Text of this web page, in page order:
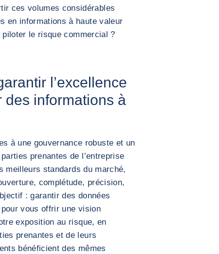
ces volumes considérables
en informations à haute valeur
le risque commercial ?
l’excellence
des informations à
à une gouvernance robuste et un
prenantes de l’entreprise
meilleurs standards du marché,
complétude, précision,
: garantir des données
pour vous offrir une vision
exposition au risque, en
prenantes et de leurs
bénéficient des mêmes